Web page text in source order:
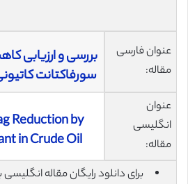
عنوان فارسی
مقاله:
بررسی و ارزیابی
سورفاکتانت
عنوان
انگلیسی
مقاله:
Reduction by
in Crude Oil